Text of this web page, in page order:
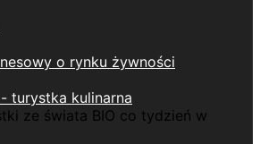
o rynku żywności
turystka kulinarna
ze świata BIO co tydzień w